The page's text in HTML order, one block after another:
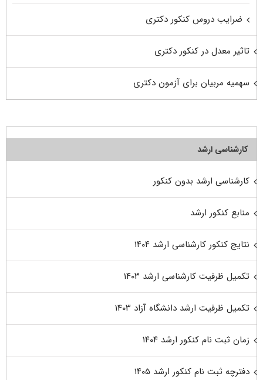
ضرایب دروس کنکور دکتری
تاثیر معدل در کنکور دکتری
سهمیه مربیان برای آزمون دکتری
کارشناسی ارشد
کارشناسی ارشد بدون کنکور
منابع کنکور ارشد
نتایج کنکور کارشناسی ارشد ۱۴۰۴
تکمیل ظرفیت کارشناسی ارشد ۱۴۰۳
تکمیل ظرفیت ارشد دانشگاه آزاد ۱۴۰۳
زمان ثبت نام کنکور ارشد ۱۴۰۴
دفترچه ثبت نام کنکور ارشد ۱۴۰۵